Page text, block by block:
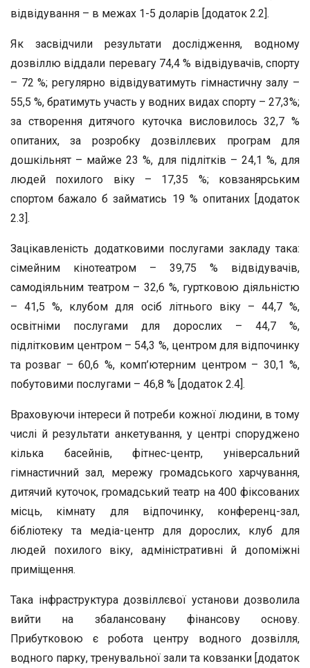
відвідування – в межах 1-5 доларів [додаток 2.2].
Як засвідчили результати дослідження, водному
дозвіллю віддали перевагу 74,4 % відвідувачів, спорту
– 72 %; регулярно відвідуватимуть гімнастичну залу –
55,5 %, братимуть участь у водних видах спорту – 27,3%;
за створення дитячого куточка висловилось 32,7 %
опитаних, за розробку дозвіллєвих програм для
дошкільнят – майже 23 %, для підлітків – 24,1 %, для
людей похилого віку – 17,35 %; ковзанярським
спортом бажало б займатись 19 % опитаних [додаток
2.3].
Зацікавленість додатковими послугами закладу така:
сімейним кінотеатром – 39,75 % відвідувачів,
самодіяльним театром – 32,6 %, гуртковою діяльністю
– 41,5 %, клубом для осіб літнього віку – 44,7 %,
освітніми послугами для дорослих – 44,7 %,
підлітковим центром – 54,3 %, центром для відпочинку
та розваг – 60,6 %, комп’ютерним центром – 30,1 %,
побутовими послугами – 46,8 % [додаток 2.4].
Враховуючи інтереси й потреби кожної людини, в тому
числі й результати анкетування, у центрі споруджено
кілька басейнів, фітнес-центр, універсальний
гімнастичний зал, мережу громадського харчування,
дитячий куточок, громадський театр на 400 фіксованих
місць, кімнату для відпочинку, конференц-зал,
бібліотеку та медіа-центр для дорослих, клуб для
людей похилого віку, адміністративні й допоміжні
приміщення.
Така інфраструктура дозвіллєвої установи дозволила
вийти на збалансовану фінансову основу.
Прибутковою є робота центру водного дозвілля,
водного парку, тренувальної зали та ковзанки [додаток